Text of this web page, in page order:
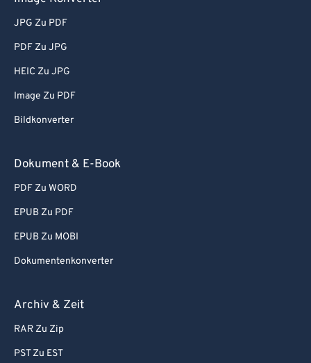
JPG Zu PDF
PDF Zu JPG
HEIC Zu JPG
Image Zu PDF
Bildkonverter
Dokument & E-Book
PDF Zu WORD
EPUB Zu PDF
EPUB Zu MOBI
Dokumentenkonverter
Archiv & Zeit
RAR Zu Zip
PST Zu EST